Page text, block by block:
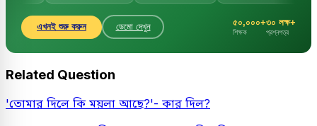
এখনই শুরু করুন ডেমো দেখুন ৫০,০০০+
শিক্ষক
৩০ লক্ষ+
প্রশ্নপত্র
Related Question
'তোমার দিলে কি ময়লা আছে?'- কার দিল?